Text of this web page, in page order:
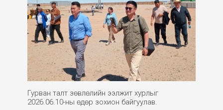
Гурван талт зөвлөлийн ээлжит хурлыг
2026.06.10-ны өдөр зохион байгуулав.